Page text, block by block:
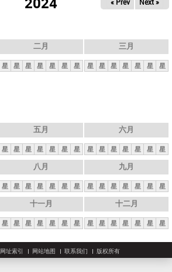
二月
星 星 星 星 星 星 星
三月
星 星 星 星 星 星 星
五月
星 星 星 星 星 星 星
六月
星 星 星 星 星 星 星
八月
星 星 星 星 星 星 星
九月
星 星 星 星 星 星 星
十一月
星 星 星 星 星 星 星
十二月
星 星 星 星 星 星 星
网址索引 网站地图 联系我们 版权所有